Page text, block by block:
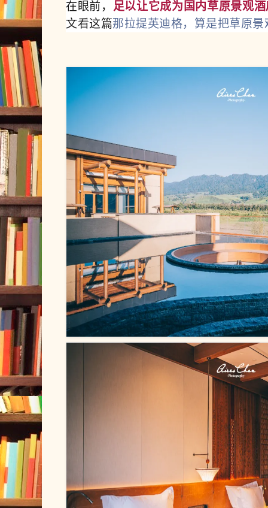
在眼前，
足以让它成为国内草原景观
文看这篇那拉提英迪格，算是把草原景